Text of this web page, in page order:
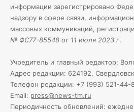
информации зарегистрировано
надзору в сфере связи,
массовых коммуникаций,
№ ФС77-85548 от 11 июля 2023 г.
Учредитель и главный редактор:
Адрес редакции: 624192,
Телефон редакции: +7 (993) 521-44-
Email: press@news-tm.ru
Периодичность обновлений: